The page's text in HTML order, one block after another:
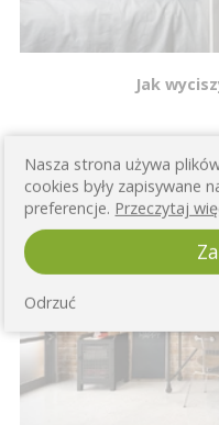
Jak
Nasza strona używa
cookies były zapisywane
preferencje. Przeczytaj
Odrzuć